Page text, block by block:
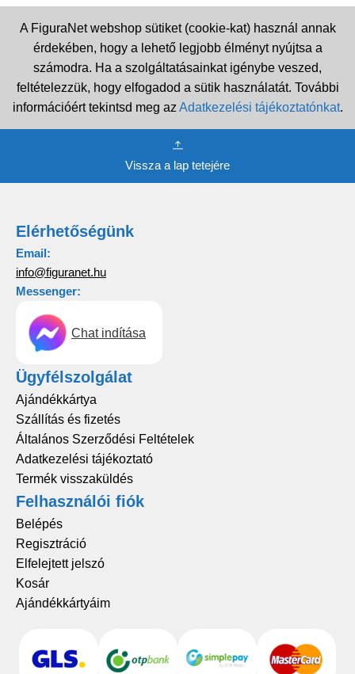
A FiguraNet webshop sütiket (cookie-kat) használ annak
érdekében, hogy a lehető legjobb élményt nyújtsa a
számodra. Ha a szolgáltatásainkat igénybe veszed,
feltételezzük, hogy elfogadod a sütik használatát. További
információért tekintsd meg az Adatkezelési tájékoztatónkat.
Vissza a lap tetejére
Elérhetőségünk
Email:
info@figuranet.hu
Messenger:
Chat indítása
Ügyfélszolgálat
Ajándékkártya
Szállítás és fizetés
Általános Szerződési Feltételek
Adatkezelési tájékoztató
Termék visszaküldés
Felhasználói fiók
Belépés
Regisztráció
Elfelejtett jelszó
Kosár
Ajándékkártyáim